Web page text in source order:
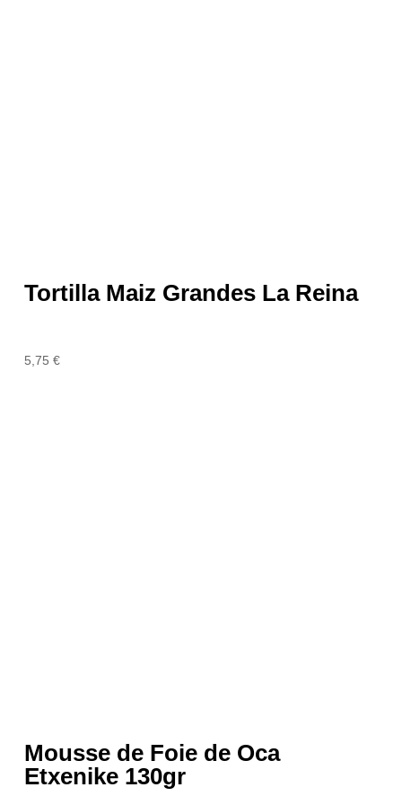
Tortilla Maiz Grandes La Reina
5,75€
Mousse de Foie de Oca
Etxenike 130gr